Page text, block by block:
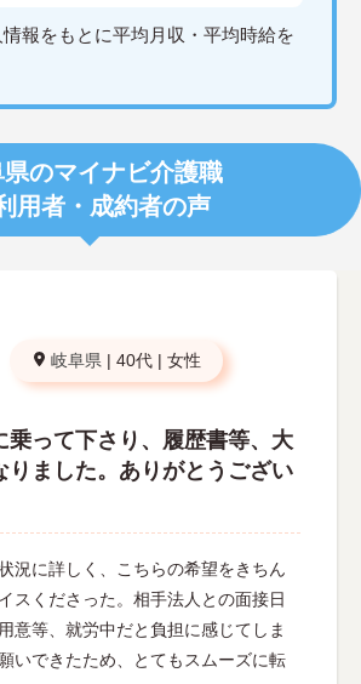
報をもとに平均月収・平均時給を
のマイナビ介護職
用者・成約者の声
岐阜県 | 40代 | 女性
乗って下さり、履歴書等、大
りました。ありがとうござい
況に詳しく、こちらの希望をきちん
スくださった。相手法人との面接日
意等、就労中だと負担に感じてしま
いできたため、とてもスムーズに転